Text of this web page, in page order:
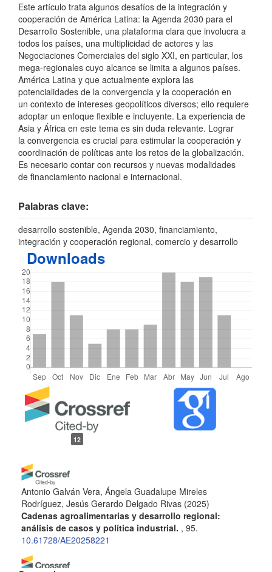
Este artículo trata algunos desafíos de la integración y
cooperación de América Latina: la Agenda 2030 para el
Desarrollo Sostenible, una plataforma clara que involucra a
todos los países, una multiplicidad de actores y las
Negociaciones Comerciales del siglo XXI, en particular, los
mega-regionales cuyo alcance se limita a algunos países.
América Latina y que actualmente explora las
potencialidades de la convergencia y la cooperación en
un contexto de intereses geopolíticos diversos; ello requiere
adoptar un enfoque flexible e incluyente. La experiencia de
Asia y África en este tema es sin duda relevante. Lograr
la convergencia es crucial para estimular la cooperación y
coordinación de políticas ante los retos de la globalización.
Es necesario contar con recursos y nuevas modalidades
de financiamiento nacional e internacional.
Palabras clave:
desarrollo sostenible, Agenda 2030, financiamiento,
integración y cooperación regional, comercio y desarrollo
Downloads
Detalles
del
artículo12
Antonio Galván Vera, Ángela Guadalupe Mireles
Rodríguez, Jesús Gerardo Delgado Rivas (2025)
Cadenas agroalimentarias y desarrollo regional:
análisis de casos y política industrial. , 95.
10.61728/AE20258221